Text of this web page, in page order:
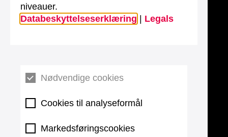
niveauer.
Databeskyttelseserklæring
Legals
Nødvendige cookies
Cookies til analyseformål
Markedsføringscookies